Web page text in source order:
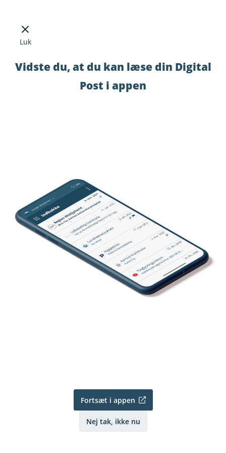
Luk
Vidste du, at du kan læse din Digital
Post i appen
Fortsæt i appen
Nej tak, ikke nu